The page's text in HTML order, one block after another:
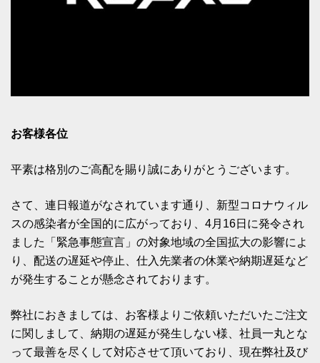
お客様各位
平素は格別のご高配を賜り誠にありがとうございます。
さて、連日報道がなされています通り、新型コロナウィル
スの感染者が全国的に広がっており、4月16日に発令され
ました「緊急事態宣言」の対象地域の全国拡大の影響によ
り、配送の遅延や停止、仕入先業者の休業や納期遅延など
が発生することが懸念されております。
弊社におきましては、お客様よりご依頼いただいたご注文
に関しまして、納期の遅延が発生しない様、社員一丸とな
って最善を尽くして対応させて頂いており、現在弊社及び